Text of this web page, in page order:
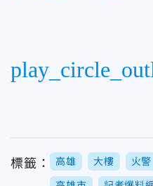
標籤： 高雄 大樓 火警